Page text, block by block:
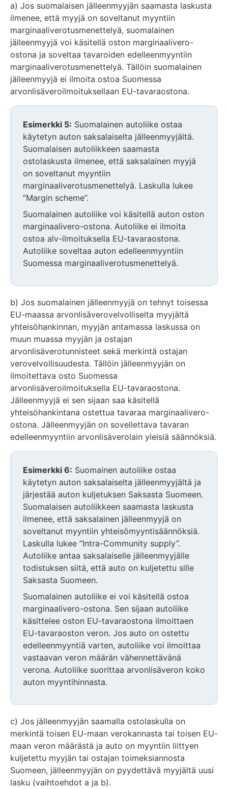
a) Jos suomalaisen jälleenmyyjän saamasta laskusta
ilmenee, että myyjä on soveltanut myyntiin
marginaaliverotusmenettelyä, suomalainen
jälleenmyyjä voi käsitellä oston marginaalivero-
ostona ja soveltaa tavaroiden edelleenmyyntiin
marginaaliverotusmenettelyä. Tällöin suomalainen
jälleenmyyjä ei ilmoita ostoa Suomessa
arvonlisäveroilmoituksellaan EU-tavaraostona.
Huomio
osio
alkaa
Esimerkki 5: Suomalainen autoliike ostaa
käytetyn auton saksalaiselta jälleenmyyjältä.
Suomalaisen autoliikkeen saamasta
ostolaskusta ilmenee, että saksalainen myyjä
on soveltanut myyntiin
marginaaliverotusmenettelyä. Laskulla lukee
”Margin scheme”.
Suomalainen autoliike voi käsitellä auton oston
marginaalivero-ostona. Autoliike ei ilmoita
ostoa alv-ilmoituksella EU-tavaraostona.
Autoliike soveltaa auton edelleenmyyntiin
Suomessa marginaaliverotusmenettelyä.
päättyy
b) Jos suomalainen jälleenmyyjä on tehnyt toisessa
EU-maassa arvonlisäverovelvolliselta myyjältä
yhteisöhankinnan, myyjän antamassa laskussa on
muun muassa myyjän ja ostajan
arvonlisäverotunnisteet sekä merkintä ostajan
verovelvollisuudesta. Tällöin jälleenmyyjän on
ilmoitettava osto Suomessa
arvonlisäveroilmoituksella EU-tavaraostona.
Jälleenmyyjä ei sen sijaan saa käsitellä
yhteisöhankintana ostettua tavaraa marginaalivero-
ostona. Jälleenmyyjän on sovellettava tavaran
edelleenmyyntiin arvonlisäverolain yleisiä säännöksiä.
Huomio
osio
alkaa
Esimerkki 6: Suomainen autoliike ostaa
käytetyn auton saksalaiselta jälleenmyyjältä ja
järjestää auton kuljetuksen Saksasta Suomeen.
Suomalaisen autoliikkeen saamasta laskusta
ilmenee, että saksalainen jälleenmyyjä on
soveltanut myyntiin yhteisömyyntisäännöksiä.
Laskulla lukee ”Intra-Community supply”.
Autoliike antaa saksalaiselle jälleenmyyjälle
todistuksen siitä, että auto on kuljetettu sille
Saksasta Suomeen.
Suomalainen autoliike ei voi käsitellä ostoa
marginaalivero-ostona. Sen sijaan autoliike
käsittelee oston EU-tavaraostona ilmoittaen
EU-tavaraoston veron. Jos auto on ostettu
edelleenmyyntiä varten, autoliike voi ilmoittaa
vastaavan veron määrän vähennettävänä
verona. Autoliike suorittaa arvonlisäveron koko
auton myyntihinnasta.
päättyy
c) Jos jälleenmyyjän saamalla ostolaskulla on
merkintä toisen EU-maan verokannasta tai toisen EU-
maan veron määrästä ja auto on myyntiin liittyen
kuljetettu myyjän tai ostajan toimeksiannosta
Suomeen, jälleenmyyjän on pyydettävä myyjältä uusi
lasku (vaihtoehdot a ja b).